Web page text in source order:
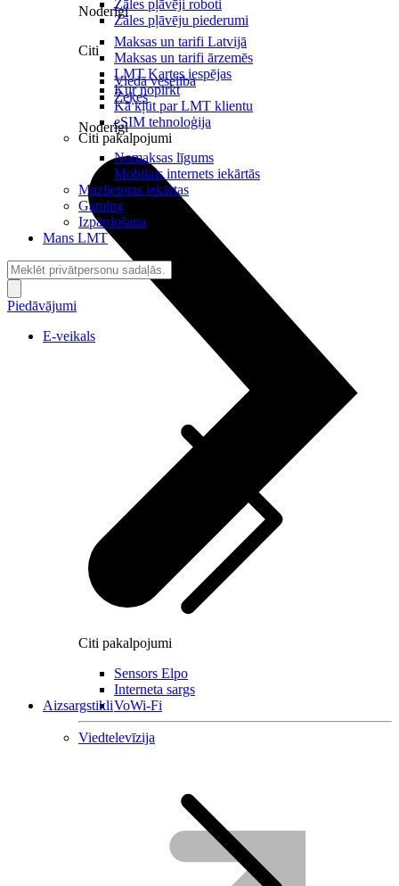
Noderīgi
Maksas un tarifi Latvijā
Maksas un tarifi ārzemēs
LMT Kartes iespējas
Kur nopirkt
Kā kļūt par LMT klientu
eSIM tehnoloģija
Citi pakalpojumi
Citi pakalpojumi
Sensors Elpo
Interneta sargs
VoWi-Fi
Viedtelevīzija
Zāles pļāvēji roboti
Zāles pļāvēju piederumi
Citi
Viedā veselība
Zeķes
Noderīgi
Nomaksas līgums
Mobilais internets iekārtās
Mazlietotas iekārtas
Gaming
Izpārdošana
Mans LMT
Piedāvājumi
E-veikals
Aizsargstikli